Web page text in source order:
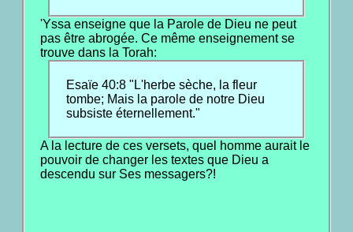
'Yssa enseigne que la Parole de Dieu ne peut
pas être abrogée. Ce même enseignement se
trouve dans la Torah:
Esaïe 40:8 "L'herbe sèche, la fleur
tombe; Mais la parole de notre Dieu
subsiste éternellement."
A la lecture de ces versets, quel homme aurait le
pouvoir de changer les textes que Dieu a
descendu sur Ses messagers?!